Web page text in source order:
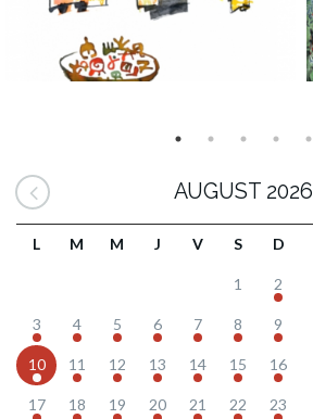
AUGUST 2026
L M M J V S D
1 2
3 4 5 6 7 8 9
10 11 12 13 14 15 16
17 18 19 20 21 22 23